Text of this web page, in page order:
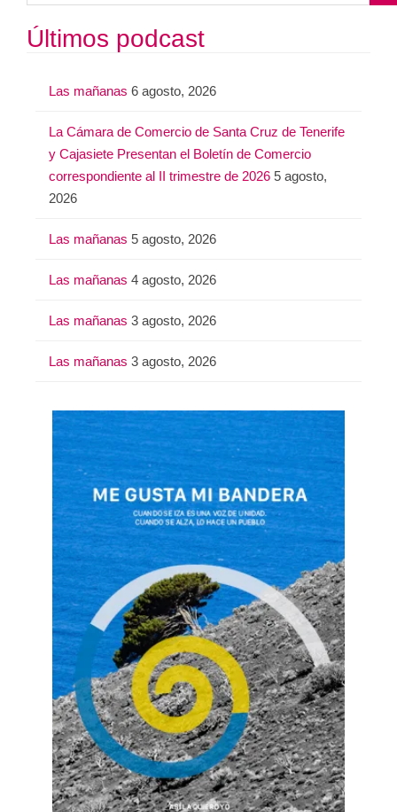
u
s
c
Últimos podcast
Las mañanas 6 agosto, 2026
La Cámara de Comercio de Santa Cruz de Tenerife
y Cajasiete Presentan el Boletín de Comercio
correspondiente al II trimestre de 2026 5 agosto,
2026
Las mañanas 5 agosto, 2026
Las mañanas 4 agosto, 2026
Las mañanas 3 agosto, 2026
Las mañanas 3 agosto, 2026